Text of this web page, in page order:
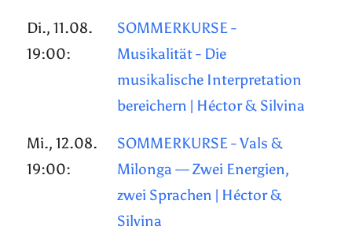
Di., 11.08.
19:00:
SOMMERKURSE -
Musikalität - Die
musikalische Interpretation
bereichern | Héctor & Silvina
Mi., 12.08.
19:00:
SOMMERKURSE - Vals &
Milonga — Zwei Energien,
zwei Sprachen | Héctor &
Silvina